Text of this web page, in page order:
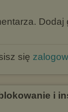
Dodaj
się
i